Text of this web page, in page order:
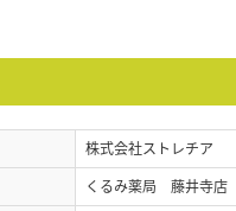
株式会社ストレチア
くるみ薬局 藤井寺店